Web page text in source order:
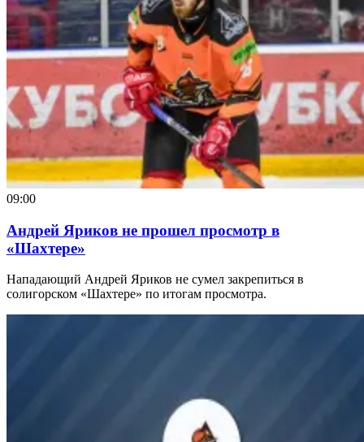
09:00
Андрей Яриков не прошел просмотр в
«Шахтере»
Нападающий Андрей Яриков не сумел закрепиться в
солигорском «Шахтере» по итогам просмотра.